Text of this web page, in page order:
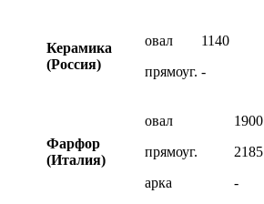
Керамика
(Россия)
овал
прямоуг.
1140
-
Фарфор
(Италия)
овал
прямоуг.
арка
1900
2185
-